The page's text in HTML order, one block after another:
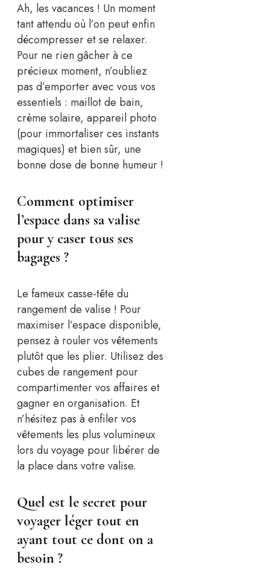
Ah, les vacances ! Un moment
tant attendu où l’on peut enfin
décompresser et se relaxer.
Pour ne rien gâcher à ce
précieux moment, n’oubliez
pas d’emporter avec vous vos
essentiels : maillot de bain,
crème solaire, appareil photo
(pour immortaliser ces instants
magiques) et bien sûr, une
bonne dose de bonne humeur !
Comment optimiser
l’espace dans sa valise
pour y caser tous ses
bagages ?
Le fameux casse-tête du
rangement de valise ! Pour
maximiser l’espace disponible,
pensez à rouler vos vêtements
plutôt que les plier. Utilisez des
cubes de rangement pour
compartimenter vos affaires et
gagner en organisation. Et
n’hésitez pas à enfiler vos
vêtements les plus volumineux
lors du voyage pour libérer de
la place dans votre valise.
Quel est le secret pour
voyager léger tout en
ayant tout ce dont on a
besoin ?